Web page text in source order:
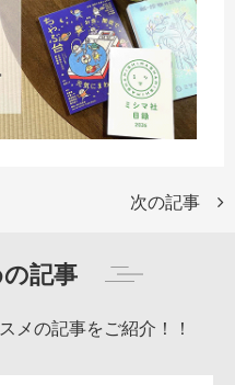
次の記事
記事
メの記事をご紹介！！